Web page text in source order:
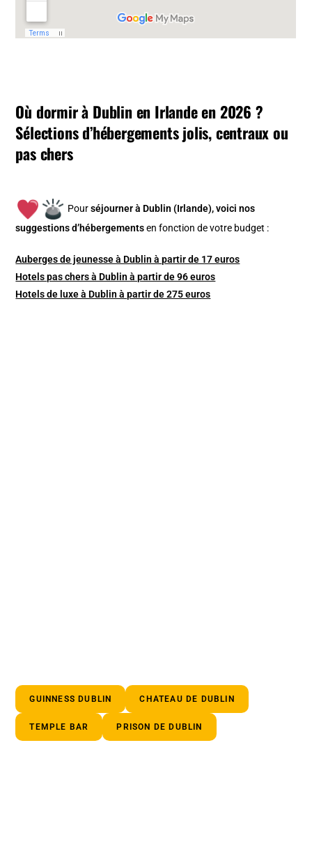
Où dormir à Dublin en Irlande en 2026 ?
Sélections d’hébergements jolis, centraux ou
pas chers
Pourséjourner à Dublin (Irlande), voici nos
suggestions d’hébergements en fonction de votre budget :
Auberges de jeunesse à Dublin à partir de 17 euros
Hotels pas chers à Dublin à partir de 96 euros
Hotels de luxe à Dublin à partir de 275 euros
GUINNESS DUBLIN CHATEAU DE DUBLIN
TEMPLE BAR PRISON DE DUBLIN